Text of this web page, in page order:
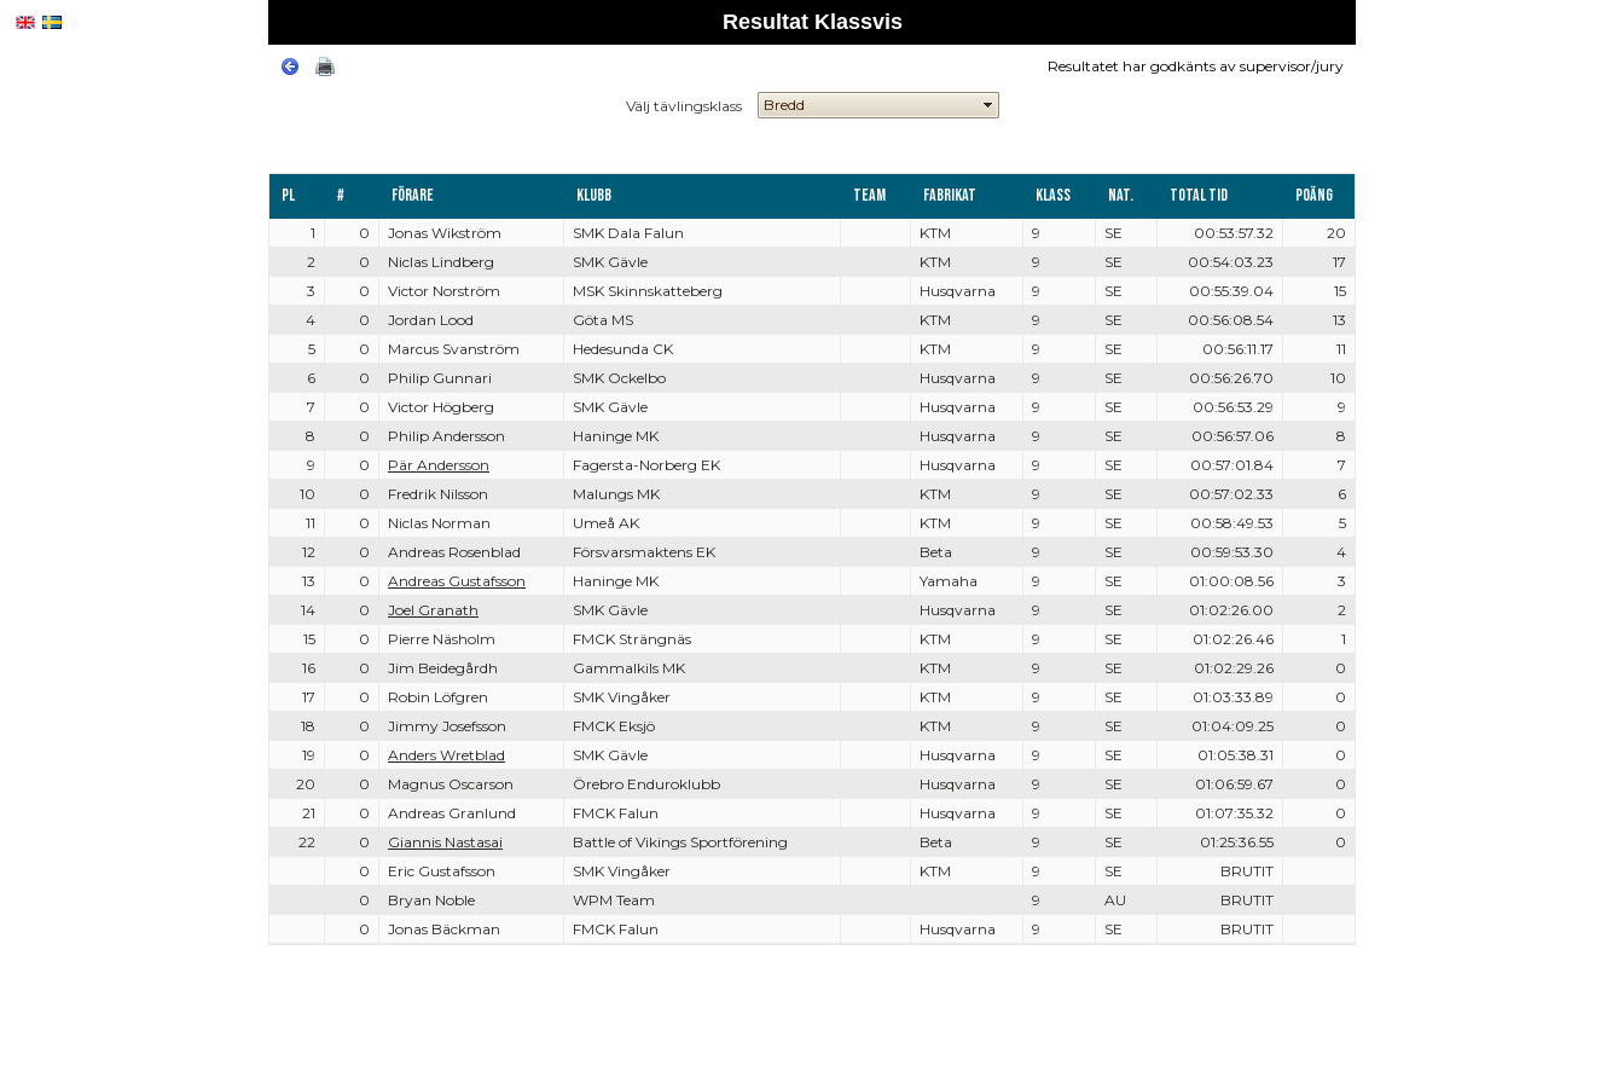
Resultat Klassvis
Resultatet har godkänts av supervisor/jury
Välj tävlingsklass
Pl # Förare Klubb Team Fabrikat Klass Nat. Total tid Poäng
1 0 Jonas Wikström SMK Dala Falun KTM 9 SE 00:53:57.32
20
2
0 Niclas Lindberg SMK Gävle KTM 9 SE 00:54:03.23
17
3
0 Victor Norström MSK Skinnskatteberg Husqvarna 9 SE 00:55:39.04
15
4
0 Jordan Lood Göta MS KTM 9 SE 00:56:08.54
13
5
0 Marcus Svanström Hedesunda CK KTM 9 SE 00:56:11.17
11
6
0 Philip Gunnari SMK Ockelbo Husqvarna 9 SE 00:56:26.70
10
7
0 Victor Högberg SMK Gävle Husqvarna 9 SE 00:56:53.29
9
8
0 Philip Andersson Haninge MK Husqvarna 9 SE 00:56:57.06
8
9
0 Pär Andersson Fagersta-Norberg EK Husqvarna 9 SE 00:57:01.84
7
10
0 Fredrik Nilsson Malungs MK KTM 9 SE 00:57:02.33
6
11
0 Niclas Norman Umeå AK KTM 9 SE 00:58:49.53
5
12
0 Andreas Rosenblad Försvarsmaktens EK Beta 9 SE 00:59:53.30
4
13
0 Andreas Gustafsson Haninge MK Yamaha 9 SE 01:00:08.56
3
14
0 Joel Granath SMK Gävle Husqvarna 9 SE 01:02:26.00
2
15
0 Pierre Näsholm FMCK Strängnäs KTM 9 SE 01:02:26.46
1
16
0 Jim Beidegårdh Gammalkils MK KTM 9 SE 01:02:29.26
0
17
0 Robin Löfgren SMK Vingåker KTM 9 SE 01:03:33.89
0
18
0 Jimmy Josefsson FMCK Eksjö KTM 9 SE 01:04:09.25
0
19
0 Anders Wretblad SMK Gävle Husqvarna 9 SE 01:05:38.31
0
20
0 Magnus Oscarson Örebro Enduroklubb Husqvarna 9 SE 01:06:59.67
0
21
0 Andreas Granlund FMCK Falun Husqvarna 9 SE 01:07:35.32
0
22
0 Giannis Nastasai Battle of Vikings Sportförening Beta 9 SE 01:25:36.55
0
0
Eric Gustafsson SMK Vingåker KTM 9 SE
BRUTIT
0
Bryan Noble WPM Team 9 AU
BRUTIT
0
Jonas Bäckman FMCK Falun Husqvarna 9 SE BRUTIT